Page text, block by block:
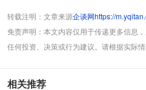
转载注明：文章来源企谈网https://
免责声明：本文内容仅用于传递更多信息
任何投资、决策或行为建议。请根据实际情
相关推荐